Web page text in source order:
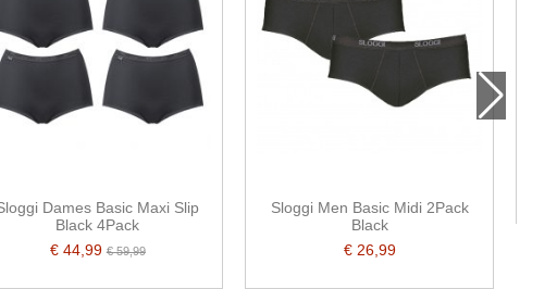
Dames Basic Maxi Slip
Black 4Pack
€ 44,99€ 59,99
Sloggi Men Basic Midi 2Pack
Black
€ 26,99